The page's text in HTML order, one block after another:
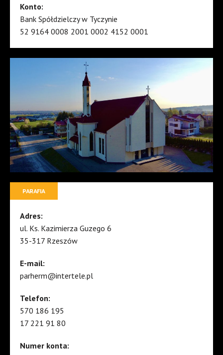
Konto:
Bank Spółdzielczy w Tyczynie
52 9164 0008 2001 0002 4152 0001
PARAFIA
Adres:
ul. Ks. Kazimierza Guzego 6
35-317 Rzeszów
E-mail:
parherm@intertele.pl
Telefon:
570 186 195
17 221 91 80
Numer konta: